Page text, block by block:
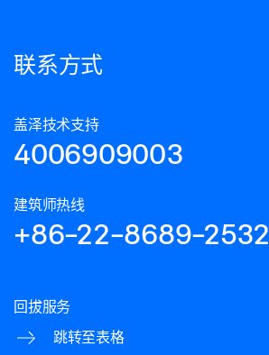
联系方式
盖泽技术支持
4006909003
建筑师热线
+86-22-8689-2532
回拔服务
跳转至表格